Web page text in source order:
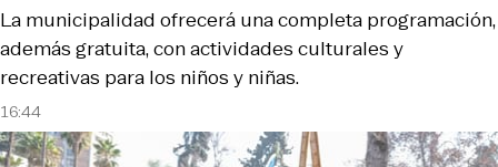
16:44
La municipalidad ofrecerá una completa programación,
además gratuita, con actividades culturales y
recreativas para los niños y niñas.